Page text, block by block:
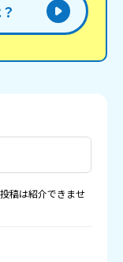
稿は紹介できませ